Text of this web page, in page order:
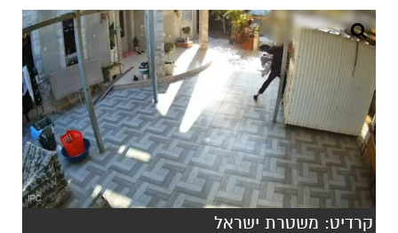
קרדיט: משטרת ישראל
כתב אישום חמור הוגש לאחרונה נגד תושב ערערה
בנגב, בשנות ה-30 לחייו, בגין שורת עבירות אלימות
קשות כלפי משפחתו וכלפי בעל חיים. חקירת